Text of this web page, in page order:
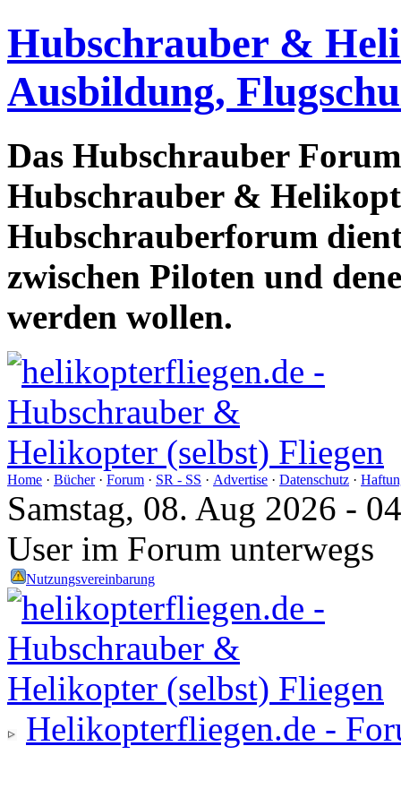
Hubschrauber &
Ausbildung,
Das Hubschrauber
Hubschrauber &
Hubschrauberforum
zwischen Piloten und
werden wollen.
Home · Bücher· Forum · SR - SS · Advertise · Datenschutz ·
Samstag, 08. Aug 2026 -
User im Forum unterwegs
Nutzungsvereinbarung
Helikopterfliegen.de -